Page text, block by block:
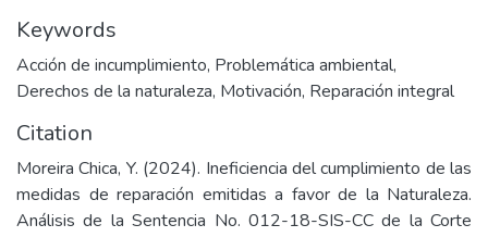
Keywords
Acción de incumplimiento, Problemática ambiental,
Derechos de la naturaleza, Motivación, Reparación integral
Citation
Moreira Chica, Y. (2024). Ineficiencia del cumplimiento de las
medidas de reparación emitidas a favor de la Naturaleza.
Análisis de la Sentencia No. 012-18-SIS-CC de la Corte